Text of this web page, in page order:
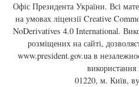
Офіс Президента України. Всі
на умовах ліцензії Creative
NoDerivatives 4.0 International.
розміщених на сайті,
www.president.gov.uaв
використання
01220, м. Київ,